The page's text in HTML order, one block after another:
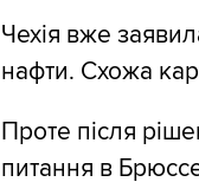
Чехія вже
нафти. Схожа
Проте після
питання в